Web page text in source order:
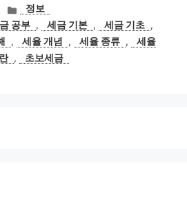
카
테
고
리
정보
공부 , 세금 기본 , 세금 기초 ,
, 세율 개념 , 세율 종류 ,
세율
, 초보세금